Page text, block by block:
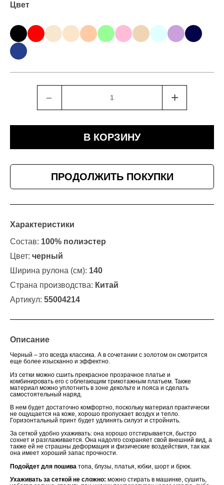
Цвет
﹣ +
В КОРЗИНУ
ПРОДОЛЖИТЬ ПОКУПКИ
Характеристики
Состав: 100% полиэстер
Цвет: черный
Ширина рулона (см): 140
Страна производства: Китай
Артикул: 55004214
Описание
Черный – это всегда классика. А в сочетании с золотом он смотрится
еще более изысканно и эффектно.
Из сетки можно сшить прекрасное прозрачное платье и
комбинировать его с облегающим трикотажным платьем. Также
материал можно уплотнить в зоне декольте и пояса и сделать
самостоятельный наряд.
В нем будет достаточно комфортно, поскольку материал практически
не ощущается на коже, хорошо пропускает воздух и тепло.
Горизонтальный принт будет удлинять силуэт и стройнить.
За сеткой удобно ухаживать: она хорошо отстирывается, быстро
сохнет и разглаживается. Она надолго сохраняет свой внешний вид, а
также ей не страшны деформация и физические воздействия, так как
она имеет хороший запас прочности.
Подойдет для пошива топа, блузы, платья, юбки, шорт и брюк
Ухаживать за сеткой не сложно: можно стирать в машинке, сушить,